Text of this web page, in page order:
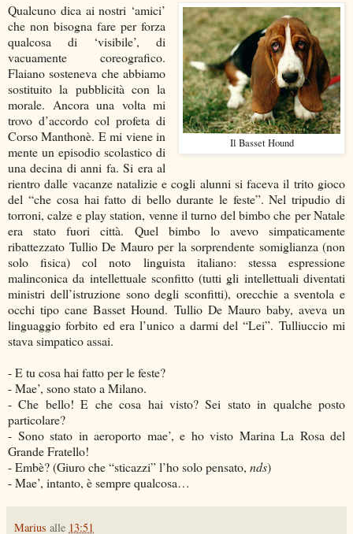
Il Basset Hound
Qualcuno dica ai nostri ‘amici’
che non bisogna fare per forza
qualcosa di ‘visibile’, di
vacuamente coreografico.
Flaiano sosteneva che abbiamo
sostituito la pubblicità con la
morale. Ancora una volta mi
trovo d’accordo col profeta di
Corso Manthonè. E mi viene in
mente un episodio scolastico di
una decina di anni fa. Si era al
rientro dalle vacanze natalizie e cogli alunni si faceva il trito gioco
del “che cosa hai fatto di bello durante le feste”. Nel tripudio di
torroni, calze e play station, venne il turno del bimbo che per Natale
era stato fuori città. Quel bimbo lo avevo simpaticamente
ribattezzato Tullio De Mauro per la sorprendente somiglianza (non
solo fisica) col noto linguista italiano: stessa espressione
malinconica da intellettuale sconfitto (tutti gli intellettuali diventati
ministri dell’istruzione sono degli sconfitti), orecchie a sventola e
occhi tipo cane Basset Hound. Tullio De Mauro baby, aveva un
linguaggio forbito ed era l’unico a darmi del “Lei”. Tulliuccio mi
stava simpatico assai.
- E tu cosa hai fatto per le feste?
- Mae’, sono stato a Milano.
- Che bello! E che cosa hai visto? Sei stato in qualche posto
particolare?
- Sono stato in aeroporto mae’, e ho visto Marina La Rosa del
Grande Fratello!
- Embè? (Giuro che “sticazzi” l’ho solo pensato, nds)
- Mae’, intanto, è sempre qualcosa…
Marius alle 13:51